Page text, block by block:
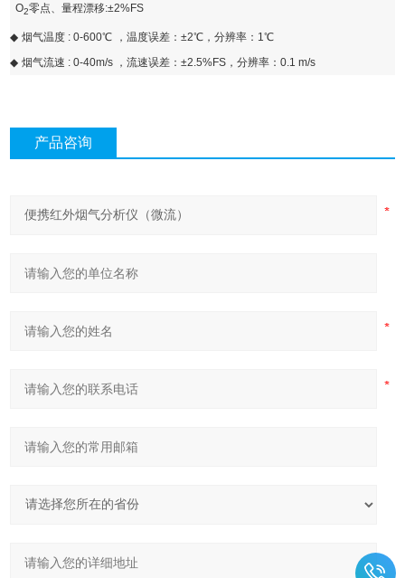
O2零点、量程漂移:±2%FS
◆ 烟气温度 : 0-600℃ ，温度误差：±2℃ ，分辨率： 1℃
◆ 烟气流速 : 0-40m/s ，流速误差：±2.5%FS ，分辨率：0.1 m/s
产品咨询